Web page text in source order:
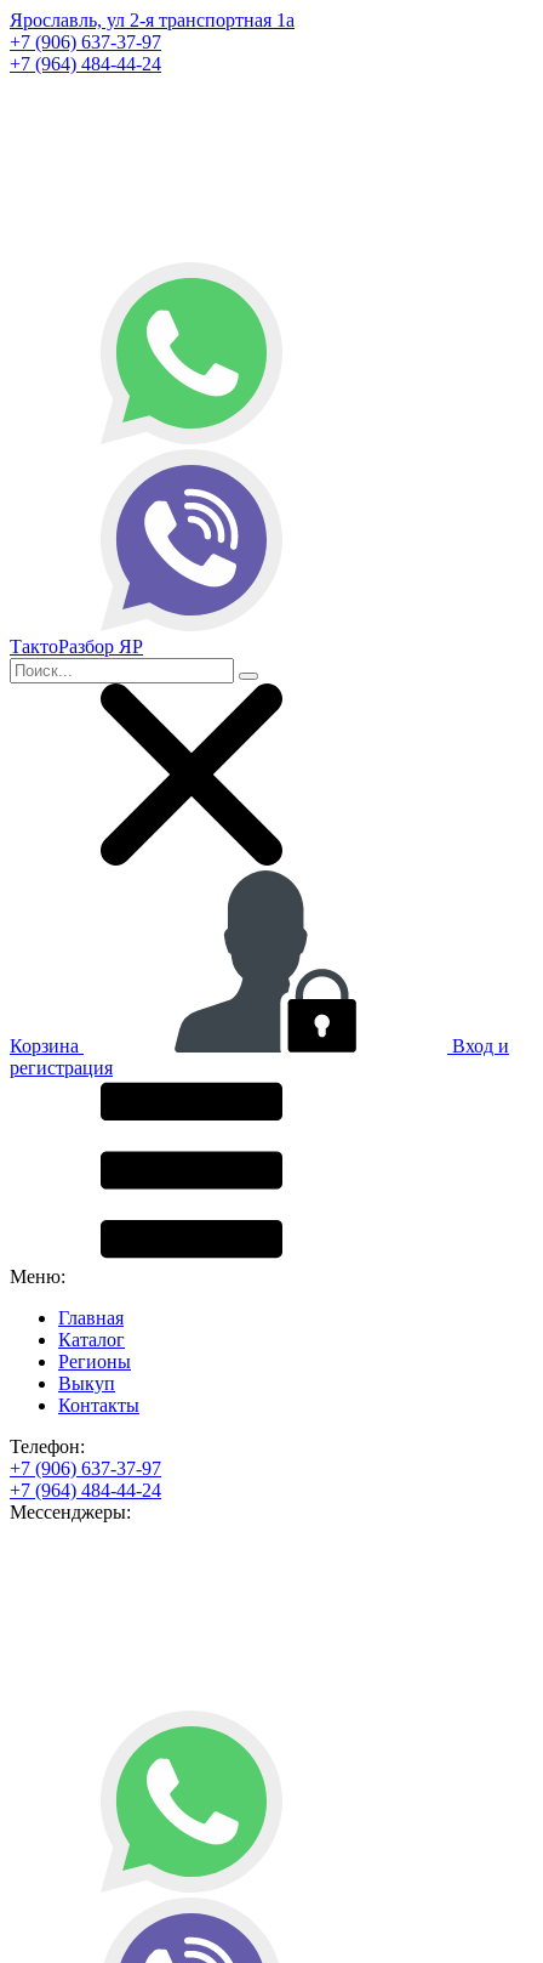
Ярославль, ул 2-я транспортная 1а
+7 (906) 637-37-97
+7 (964) 484-44-24
ТактоРазбор ЯР
Корзина
Вход и
регистрация
Меню:
Главная
Каталог
Регионы
Выкуп
Контакты
Телефон:
+7 (906) 637-37-97
+7 (964) 484-44-24
Мессенджеры: